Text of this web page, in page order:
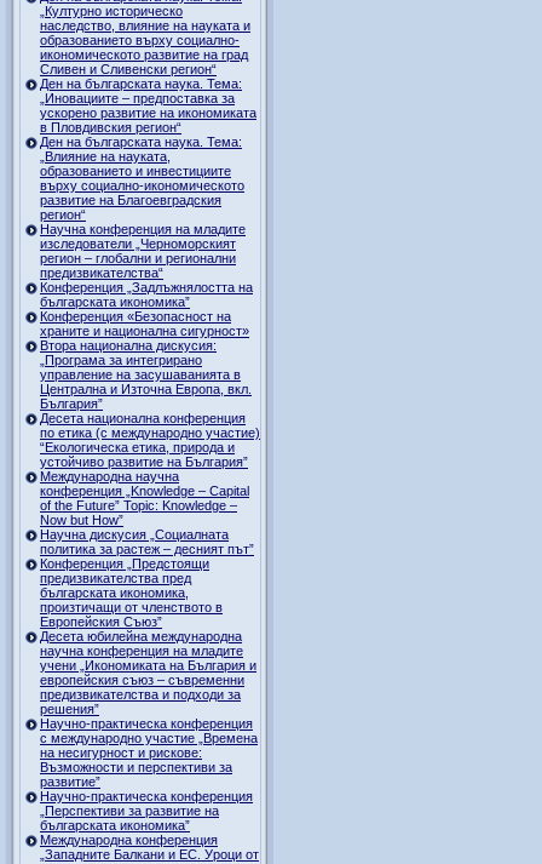
„Културно историческо
наследство, влияние на науката и
образованието върху социално-
икономическото развитие на град
Сливен и Сливенски регион“
Ден на българската наука. Тема:
„Иновациите – предпоставка за
ускорено развитие на икономиката
в Пловдивския регион“
Ден на българската наука. Тема:
„Влияние на науката,
образованието и инвестициите
върху социално-икономическото
развитие на Благоевградския
регион“
Научна конференция на младите
изследователи „Черноморският
регион – глобални и регионални
предизвикателства“
Конференция „Задлъжнялостта на
българската икономика”
Конференция «Безопасност на
храните и национална сигурност»
Втора национална дискусия:
„Програма за интегрирано
управление на засушаванията в
Централна и Източна Европа, вкл.
България”
Десета национална конференция
по етика (с международно участие)
“Екологическа етика, природа и
устойчиво развитие на България”
Международна научна
конференция „Knowledge – Capital
of the Future” Topic: Knowledge –
Now but How”
Научна дискусия „Социалната
политика за растеж – десният път”
Конференция „Предстоящи
предизвикателства пред
българската икономика,
произтичащи от членството в
Европейския Съюз”
Десета юбилейна международна
научна конференция на младите
учени „Икономиката на България и
европейския съюз – съвременни
предизвикателства и подходи за
решения”
Научно-практическа конференция
с международно участие „Времена
на несигурност и рискове:
Възможности и перспективи за
развитие”
Научно-практическа конференция
„Перспективи за развитие на
българската икономика”
Международна конференция
„Западните Балкани и ЕС. Уроци от